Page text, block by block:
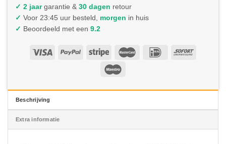
✓ 2 jaargarantie & 30 dagen retour
✓ Voor 23:45 uur besteld, morgen in huis
✓ Beoordeeld met een 9.2
Beschrijving
Extra informatie